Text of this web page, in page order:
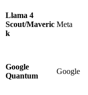
Llama 4
Scout/Maveric
k
Meta
Google
Quantum
Google